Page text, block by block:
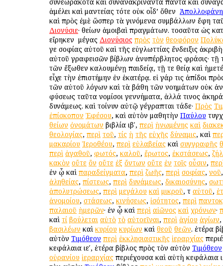
ἀμέλει καὶ μαντείας τότε οὐκ οἶδ’ ὅθεν ὁ
καὶ πρὸς ἐμὲ ὥσπερ τὰ γινόμενα συμβάλλων ἔφη
Διονύσιε· θείων ἀμοιβαὶ πραγμάτων. τοσαῦτα ὡς
εἴρηκεν ὁ μέγας Διονύσιος πρὸς τὸν θεοφόρον
γε σοφίας αὐτοῦ καὶ τῆς εὐγλωττίας ἔνδειξις
αὐτοῦ γραφεισῶν βίβλων ἀνυπέρβλητος φράσις· τῇ
τῶν ἔξωθεν καλουμένῃ παιδείᾳ, τῇ τε θείᾳ καὶ
εἶχε τὴν ἐπιστήμην ἐν ἑκατέρᾳ. εἰ γάρ τις ἀπίδοι
τῶν αὐτοῦ λόγων καὶ τὰ βάθη τῶν νοημάτων οὐκ
φύσεως ταῦτα νομίσοι γεννήματα, ἀλλά τινος
δυνάμεως. καὶ τοίνυν αὐτῷ γέγραπται τάδε· Πρὸς
ἐπίσκοπον Ἐφέσου, καὶ αὐτὸν μαθητὴν Παύλου
θείων ὀνομάτων βιβλία ιβʹ, περὶ ἡνωμένης καὶ
θεολογίας, περὶ τοῦ, τίς ἡ τῆς εὐχῆς δύναμις, καὶ
μακαρίου Ἱεροθέου, περὶ εὐλαβείας καὶ συγγραφῆς
περὶ ἀγαθοῦ, φωτός, καλοῦ, ἔρωτος, ἐκστάσεως,
κακὸν οὔτε ὂν οὔτε ἐξ ὄντων οὔτε ἐν τοῖς οὖσιν,
ἐν ᾧ καὶ παραδείγματα, περὶ ζωῆς, περὶ σοφίας,νοῦ
ἀληθείας, πίστεως, περὶ δυνάμεως, δικαιοσύνης,
ἀπολυτρώσεως, περὶ μεγάλου καὶ μικροῦ, τ αὐτοῦ,
ἀνομοίου, στάσεως, κινήσεως, ἰσότητος, περὶ
παλαιοῦ ἡμερῶν· ἐν ᾧ καὶ περὶ αἰῶνος καὶ χρόνων·
καὶ τί βούλεται αὐτὸ τὸ αὐτοεῖναι, περὶ ἁγίου ἁγίων,
βασιλέων καὶ κυρίου κυρίων καὶ θεοῦ θεῶν. ἑτέρα
αὐτὸν Τιμόθεον περὶ ἐκκλησιαστικῆς ἱεραρχίας
κεφάλαια ιεʹ, ἑτέρα βίβλος πρὸς τὸν αὐτὸν Τιμόθεον
οὐρανίου ἱεραρχίας περιέχουσα καὶ αὐτὴ κεφάλαια